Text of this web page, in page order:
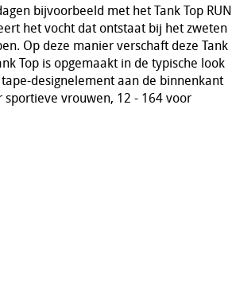
bijvoorbeeld met het Tank Top RUN
het vocht dat ontstaat bij het zweten
Op deze manier verschaft deze Tank
Top is opgemaakt in de typische look
designelement aan de binnenkant
vrouwen, 12 - 164 voor